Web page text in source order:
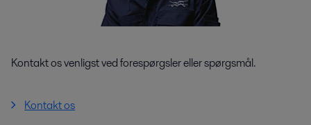
Kontakt os venligst ved forespørgsler eller spørgsmål.
Kontakt os